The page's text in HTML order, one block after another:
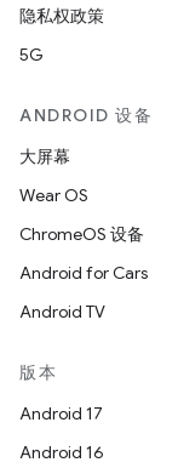
隐私权政策
5G
ANDROID 设备
大屏幕
Wear OS
ChromeOS 设备
Android for Cars
Android TV
版本
Android 17
Android 16